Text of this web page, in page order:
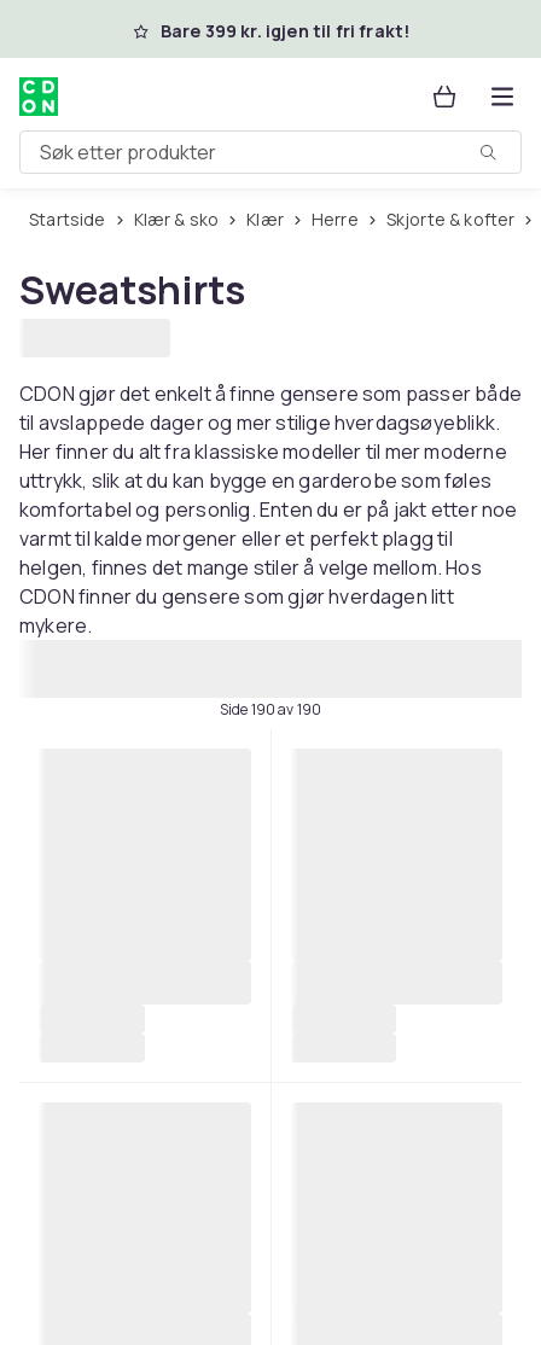
Hopp til hovedinnholdBare 399 kr. igjen til fri frakt!
Søk etter produkter
Startside Klær & sko Klær Herre Skjorte & kofter
Sweatshirts
CDON gjør det enkelt å finne gensere som passer både
til avslappede dager og mer stilige hverdagsøyeblikk.
Her finner du alt fra klassiske modeller til mer moderne
uttrykk, slik at du kan bygge en garderobe som føles
komfortabel og personlig. Enten du er på jakt etter noe
varmt til kalde morgener eller et perfekt plagg til
helgen, finnes det mange stiler å velge mellom. Hos
CDON finner du gensere som gjør hverdagen litt
mykere.
Side 190 av 190